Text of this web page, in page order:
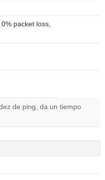
packet loss,
de ping, da un tiempo